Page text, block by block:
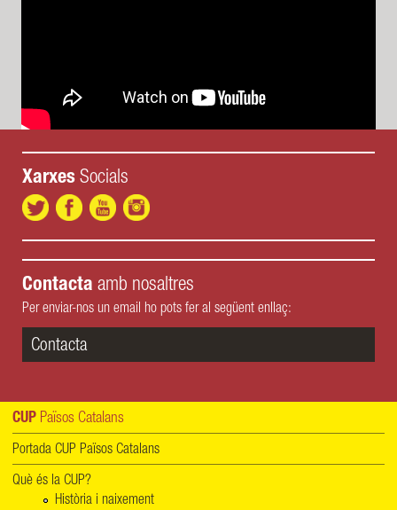
Xarxes Socials
Contacta amb nosaltres
Per enviar-nos un email ho pots fer al següent enllaç:
Contacta
CUP Països Catalans
Portada CUP Països Catalans
Què és la CUP?
Història i naixement